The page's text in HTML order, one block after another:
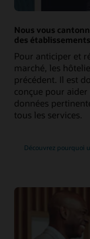
Nous vous
des
Pour anticiper et
marché, les
précédent. Il est
conçue pour
données
tous les services.
Découvrez pourquoi